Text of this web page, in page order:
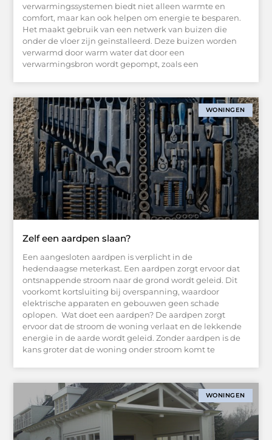
verwarmingssystemen biedt niet alleen warmte en
comfort, maar kan ook helpen om energie te besparen.
Het maakt gebruik van een netwerk van buizen die
onder de vloer zijn geïnstalleerd. Deze buizen worden
verwarmd door warm water dat door een
verwarmingsbron wordt gepompt, zoals een
WONINGEN
Zelf een aardpen slaan?
Een aangesloten aardpen is verplicht in de
hedendaagse meterkast. Een aardpen zorgt ervoor dat
ontsnappende stroom naar de grond wordt geleid. Dit
voorkomt kortsluiting bij overspanning, waardoor
elektrische apparaten en gebouwen geen schade
oplopen. Wat doet een aardpen? De aardpen zorgt
ervoor dat de stroom de woning verlaat en de lekkende
energie in de aarde wordt geleid. Zonder aardpen is de
kans groter dat de woning onder stroom komt te
WONINGEN